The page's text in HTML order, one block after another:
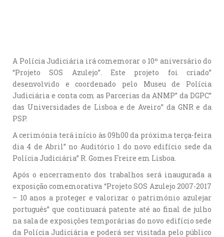
A Polícia Judiciária irá comemorar o 10º aniversário do
“Projeto SOS Azulejo”. Este projeto foi criado”
desenvolvido e coordenado pelo Museu de Polícia
Judiciária e conta com as Parcerias da ANMP” da DGPC”
das Universidades de Lisboa e de Aveiro” da GNR e da
PSP.
A cerimónia terá início às 09h00 da próxima terça-feira
dia 4 de Abril” no Auditório 1 do novo edifício sede da
Polícia Judiciária” R. Gomes Freire em Lisboa.
Após o encerramento dos trabalhos será inaugurada a
exposição comemorativa “Projeto SOS Azulejo 2007-2017
– 10 anos a proteger e valorizar o património azulejar
português” que continuará patente até ao final de julho
na sala de exposições temporárias do novo edifício sede
da Polícia Judiciária e poderá ser visitada pelo público